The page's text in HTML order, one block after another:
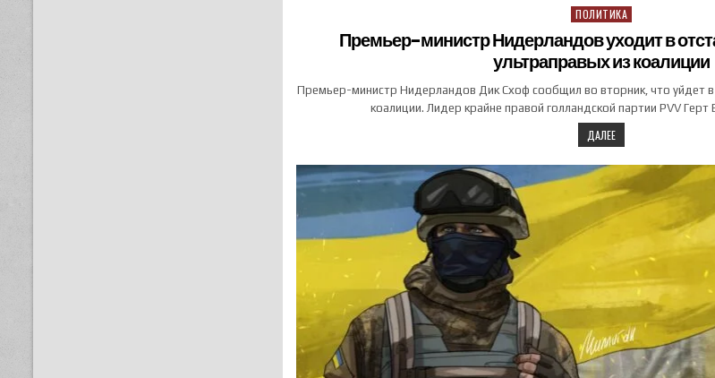
Posted in
ПОЛИТИКА
Премьер-министр Нидерландов уходит в
ультраправых из коалиции
Премьер-министр Нидерландов Дик Схоф сообщил во вторник, что уйдет в
коалиции. Лидер крайне правой голландской партии PVV
ДАЛЕЕ